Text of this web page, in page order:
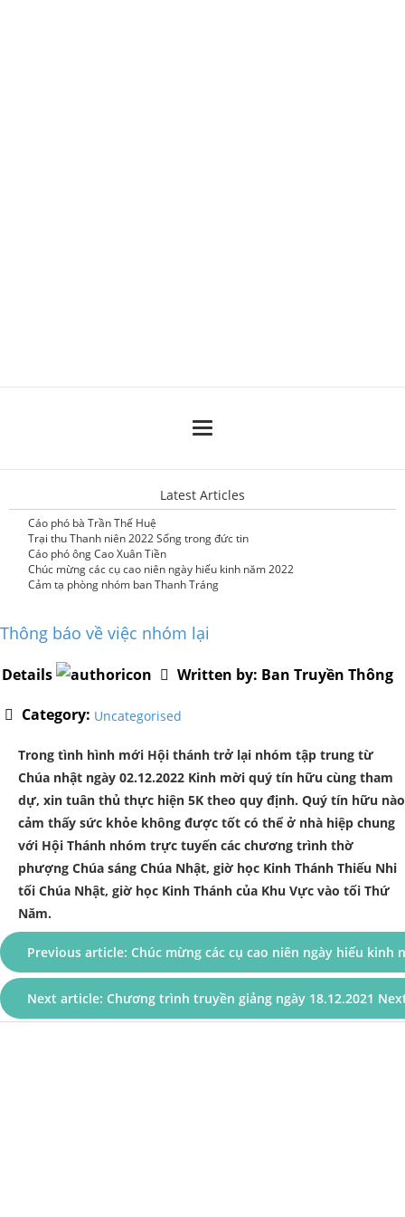
Latest Articles
Cáo phó bà Trần Thế Huệ
Trại thu Thanh niên 2022 Sống trong đức tin
Cáo phó ông Cao Xuân Tiền
Chúc mừng các cụ cao niên ngày hiếu kinh năm 2022
Cảm tạ phòng nhóm ban Thanh Tráng
Thông báo về việc nhóm lại
Details Written by: Ban Truyền Thông
Category: Uncategorised
Trong tình hình mới Hội thánh trở lại nhóm tập trung từ
Chúa nhật ngày 02.12.2022 Kinh mời quý tín hữu cùng tham
dự, xin tuân thủ thực hiện 5K theo quy định. Quý tín hữu nào
cảm thấy sức khỏe không được tốt có thể ở nhà hiệp chung
với Hội Thánh nhóm trực tuyến các chương trình thờ
phượng Chúa sáng Chúa Nhật, giờ học Kinh Thánh Thiếu Nhi
tối Chúa Nhật, giờ học Kinh Thánh của Khu Vực vào tối Thứ
Năm.
Previous article: Chúc mừng các cụ cao niên ngày hiếu kinh
Next article: Chương trình truyền giảng ngày 18.12.2021